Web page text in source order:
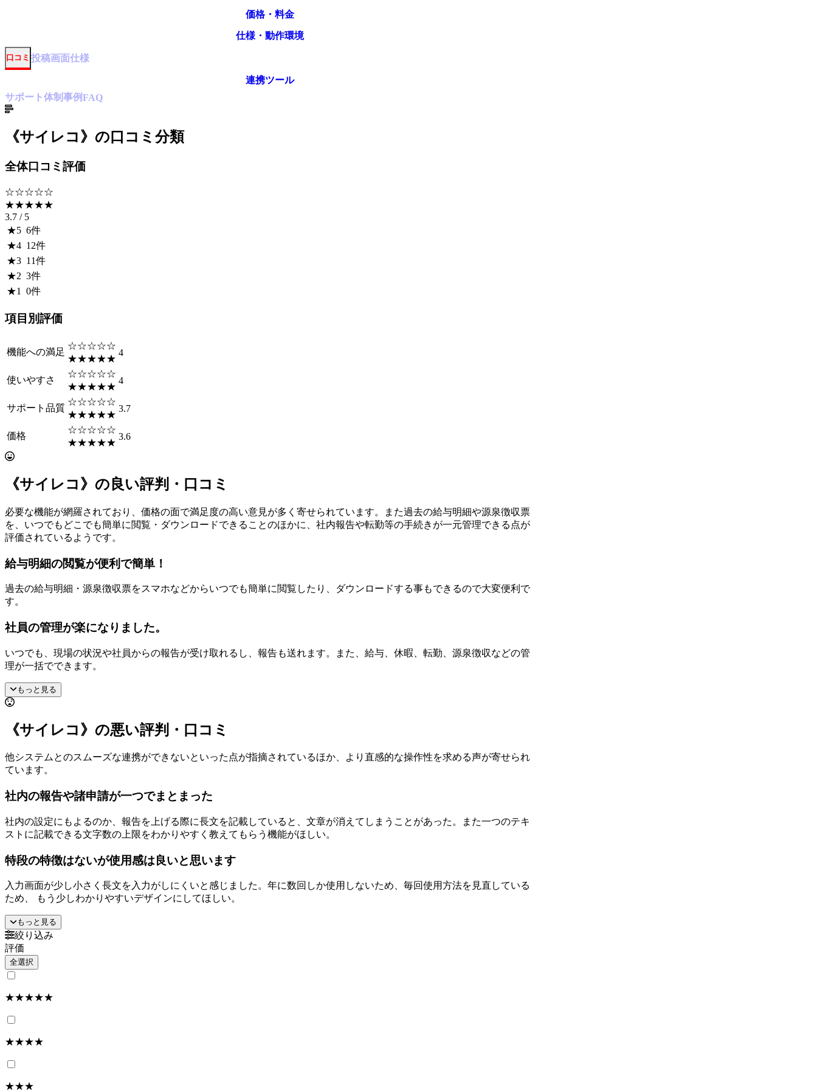
価格・料金
仕様・動作環境
口コミ 投稿画面仕様
連携ツール
サポート体制 事例FAQ
《サイレコ 》の口コミ分類
全体口コミ評価
☆☆☆☆☆
★★★★★
3.7 / 5
★5 6件
★4 12件
★3 11件
★2 3件
★1 0件
項目別評価
機能への満足
☆☆☆☆☆
★★★★★
4
使いやすさ
☆☆☆☆☆
★★★★★
4
サポート品質
☆☆☆☆☆
★★★★★
3.7
価格
☆☆☆☆☆
★★★★★
3.6
《サイレコ》の良い評判・口コミ
必要な機能が網羅されており、価格の面で満足度の高い意見が多く寄せられています。また過去の給与明細や源泉徴収票
を、いつでもどこでも簡単に閲覧・ダウンロードできることのほかに、社内報告や転勤等の手続きが一元管理できる点が
評価されているようです。
給与明細の閲覧が便利で簡単！
過去の給与明細・源泉徴収票をスマホなどからいつでも簡単に閲覧したり、ダウンロードする事もできるので大変便利で
す。
社員の管理が楽になりました。
いつでも、現場の状況や社員からの報告が受け取れるし、報告も送れます。また、給与、休暇、転勤、源泉徴収などの管
理が一括でできます。
もっと見る
《サイレコ》の悪い評判・口コミ
他システムとのスムーズな連携ができないといった点が指摘されているほか、より直感的な操作性を求める声が寄せられ
ています。
社内の報告や諸申請が一つでまとまった
社内の設定にもよるのか、報告を上げる際に長文を記載していると、文章が消えてしまうことがあった。また一つのテキ
ストに記載できる文字数の上限をわかりやすく教えてもらう機能がほしい。
特段の特徴はないが使用感は良いと思います
入力画面が少し小さく長文を入力がしにくいと感じました。年に数回しか使用しないため、毎回使用方法を見直している
ため、 もう少しわかりやすいデザインにしてほしい。
もっと見る
絞り込み
評価
全選択
★★★★★
★★★★
★★★